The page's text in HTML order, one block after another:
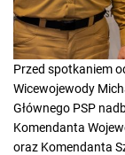
Przed spotkaniem
Wicewojewody
Głównego PSP
Komendanta
oraz Komendanta